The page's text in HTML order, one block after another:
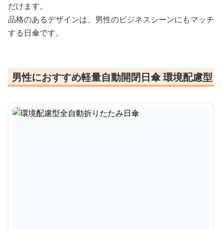
だけます。
品格のあるデザインは、男性のビジネスシーンにもマッチ
する日傘です。
男性におすすめ軽量自動開閉日傘 環境配慮型